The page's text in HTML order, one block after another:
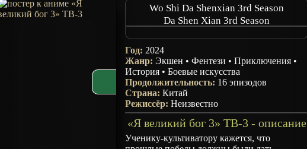
Wo Shi Da Shenxian 3rd Season
Da Shen Xian 3rd Season
Год: 2024
Жанр: Экшен •Фентези •Приключения •
История •Боевые искусства
Продолжительность: 16 эпизодов
Страна:Китай
Режиссёр:Неизвестно
«Я великий бог 3» ТВ-3 - описание
Ученику‑культиватору кажется, что